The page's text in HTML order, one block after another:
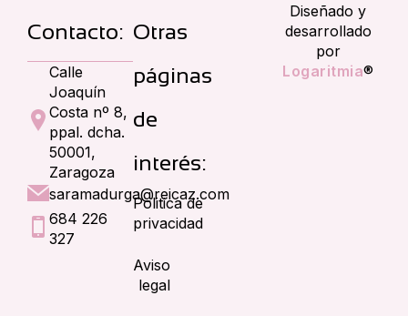
Contacto:
Calle
Joaquín
Costa nº 8,
ppal. dcha.
50001,
Zaragoza
saramadurga@reicaz.com
684 226
327
Otras
páginas
de
interés:
Politica de
privacidad
Aviso
legal
Diseñado y
desarrollado
por
Logaritmia®